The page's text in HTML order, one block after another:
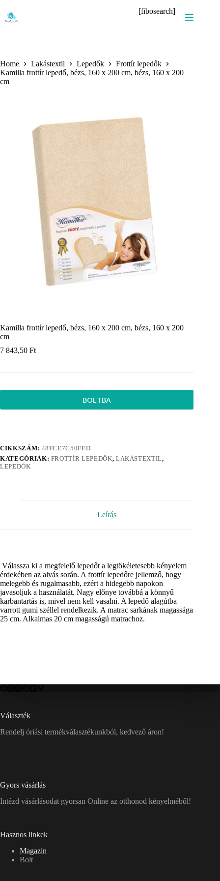
content
[fibosearch]
Home Lakástextil Lepedők
Frottír lepedők
Kamilla frottír lepedő, bézs, 160 x 200 cm, bézs, 160 x 200
cm
Kamilla frottír lepedő, bézs, 160 x 200 cm, bézs, 160 x 200
cm
7 843,50 Ft
BOLTBA
CIKKSZÁM: 48FCE7C50FED
KATEGÓRIÁK: FROTTÍR LEPEDŐK, LAKÁSTEXTIL,
LEPEDŐK
Leírás
Válassza ki a megfelelő lepedőt a legtökéletesebb kényelem
érdekében az alvás során. A frottír lepedőre jellemző, hogy
melegebb és rugalmasabb, ezért a hidegebb napokon
javasoljuk a használatát. Nagy előnye továbbá a könnyű
karbantartás is, mivel nem kell vasalni. A lepedő alagútba
varrott gumi széllel rendelkezik. A matrac sarkának magassága
25 cm. Alkalmas 20 cm magasságú matrachoz.
Választék
Rendelj óriási termékválasztékunkból, kedvező áron!
Gyors vásárlás
Intézd vásárlásodat gyorsan Online az otthonod kényelméből!
Hasznos linkek
Magazin
Bolt